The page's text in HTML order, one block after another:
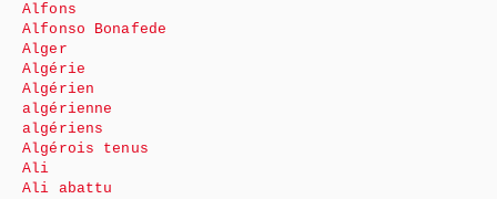
Alfons
Alfonso Bonafede
Alger
Algérie
Algérien
algérienne
algériens
Algérois tenus
Ali
Ali abattu